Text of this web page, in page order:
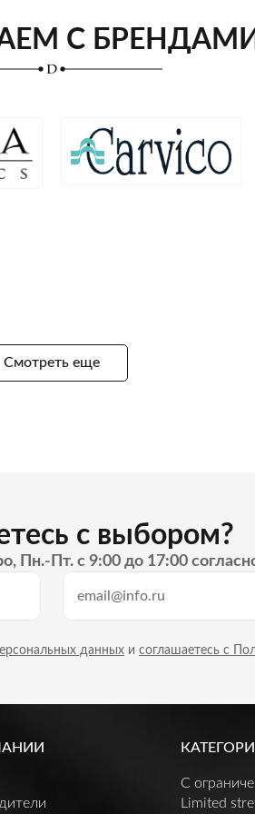
С
Смотреть еще
с выбором?
Пн.-Пт. с 9:00 до 17:00
данных и соглашаетесь с
C
Limited